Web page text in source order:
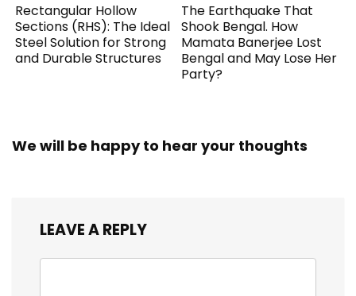
Rectangular Hollow
Sections (RHS): The Ideal
Steel Solution for Strong
and Durable Structures
The Earthquake That
Shook Bengal. How
Mamata Banerjee Lost
Bengal and May Lose Her
Party?
We will be happy to hear your thoughts
LEAVE A REPLY